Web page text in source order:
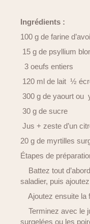
Ingrédients :
100 g de farine
15 g de psyllium
3 oeufs entiers
120 ml de lait ½
300 g de yaourt ou
30 g de sucre
Jus + zeste d’un
20 g de myrtilles
Étapes de
Battez tout
saladier, puis
Ajoutez ensuite la
Terminez avec le
surgelées ou les